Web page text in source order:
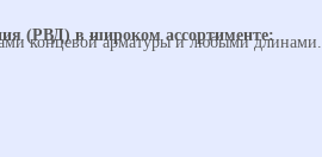
(РВД) в широком ассортименте:
концевой арматуры и любыми длинами.